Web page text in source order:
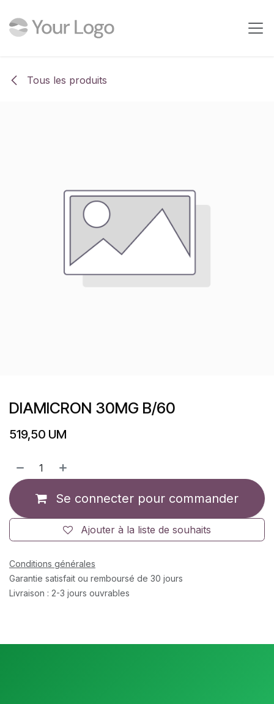
Tous les produits
DIAMICRON 30MG B/60
519,50 UM
Se connecter pour commander
Ajouter à la liste de souhaits
Conditions générales
Garantie satisfait ou remboursé de 30 jours
Livraison : 2-3 jours ouvrables